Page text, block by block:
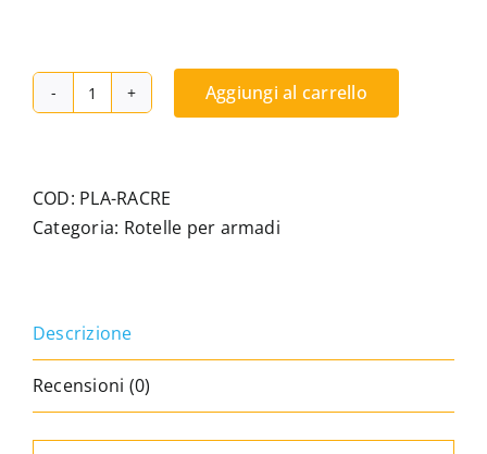
Piede
armadio
con
Aggiungi al carrello
COD: PLA-RACRE
Categoria: Rotelle per armadi
Descrizione
Recensioni (0)